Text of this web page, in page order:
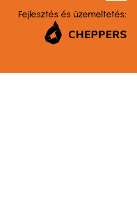
Fejlesztés és üzemeltetés: